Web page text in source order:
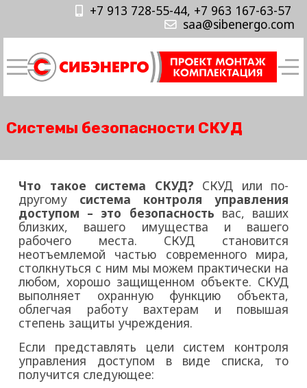
+7 913 728-55-44, +7 963 167-63-57
saa@sibenergo.com
Cистемы безопасности СКУД
Что такое система СКУД? СКУД или по-
другому система контроля управления
доступом – это безопасность вас, ваших
близких, вашего имущества и вашего
рабочего места. СКУД становится
неотъемлемой частью современного мира,
столкнуться с ним мы можем практически на
любом, хорошо защищенном объекте. СКУД
выполняет охранную функцию объекта,
облегчая работу вахтерам и повышая
степень защиты учреждения.
Если представлять цели систем контроля
управления доступом в виде списка, то
получится следующее: